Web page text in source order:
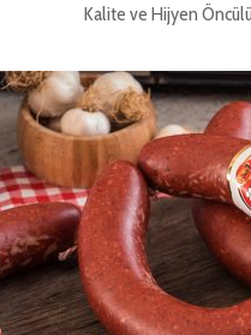
Kalite ve Hijyen